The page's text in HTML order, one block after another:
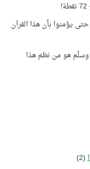
يؤمنوا بأن هذا القرآن
وسلّم هو من نظم هذا
(2)